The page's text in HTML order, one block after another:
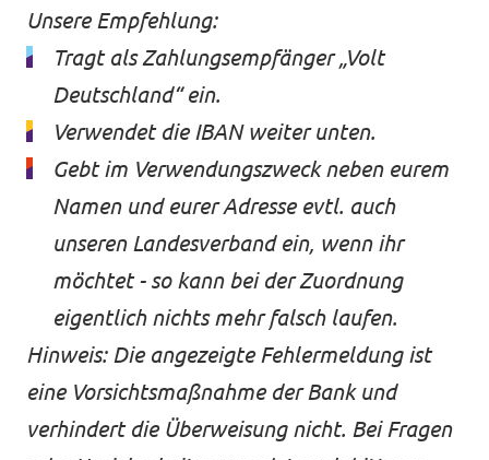
Unsere Empfehlung:
Tragt als Zahlungsempfänger „Volt
Deutschland“ ein.
Verwendet die IBAN weiter unten.
Gebt im Verwendungszweck neben eurem
Namen und eurer Adresse evtl. auch
unseren Landesverband ein, wenn ihr
möchtet - so kann bei der Zuordnung
eigentlich nichts mehr falsch laufen.
Hinweis: Die angezeigte Fehlermeldung ist
eine Vorsichtsmaßnahme der Bank und
verhindert die Überweisung nicht. Bei Fragen